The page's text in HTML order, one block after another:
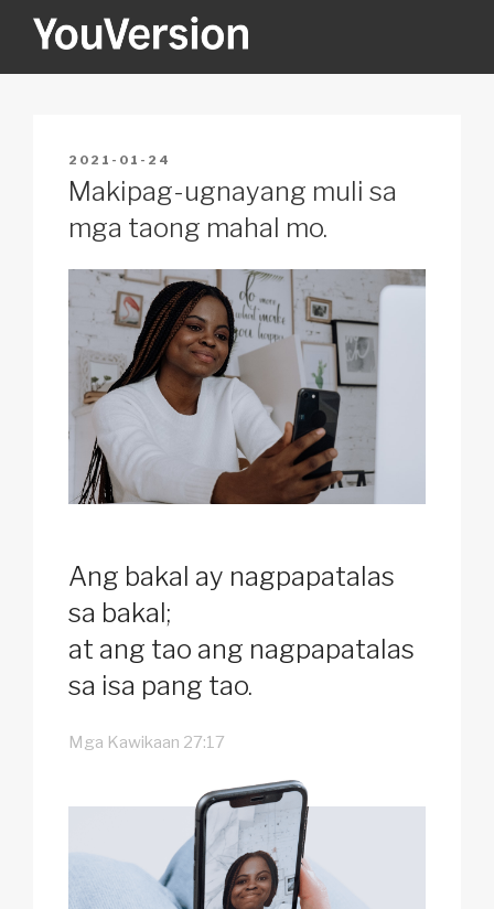
YOUVERSION
POSTED
ON
2021-01-24
Makipag-ugnayang muli sa
mga taong mahal mo.
Ang bakal ay nagpapatalas
sa bakal;
at ang tao ang nagpapatalas
sa isa pang tao.
Mga Kawikaan 27:17